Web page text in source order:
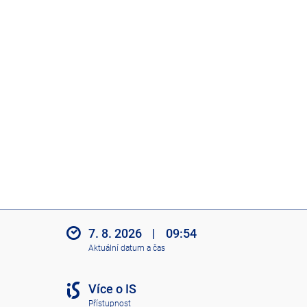
7. 8. 2026 | 09:54
Aktuální datum a čas
Více o IS
Přístupnost